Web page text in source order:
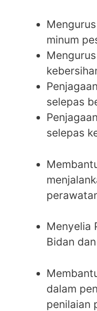
minum
selepas
selepas
Menyelia
Bidan
dalam
penilaian